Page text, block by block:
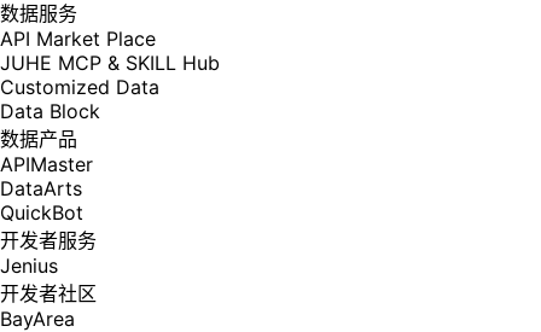
数据服务
API Market Place
JUHE MCP & SKILL Hub
Customized Data
Data Block
数据产品
APIMaster
DataArts
QuickBot
开发者服务
Jenius
开发者社区
BayArea